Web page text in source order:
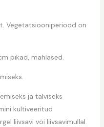
Vegetatsiooniperiood on
pikad, mahlased.
ja talviseks
kultiveeritud
liivsavi või liivsavimullal.